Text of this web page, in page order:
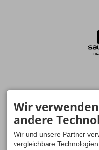
Wir
andere
Wir und unsere Partner
vergleichbare